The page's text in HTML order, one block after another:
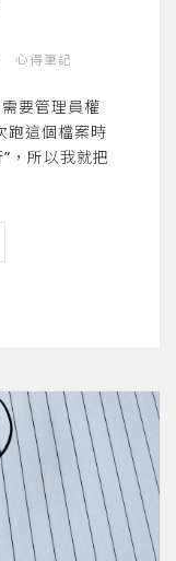
心得筆記
要管理員權
跑這個檔案時
，所以我就把